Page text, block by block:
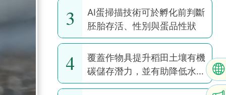
3
AI蛋掃描技術可於孵化前判斷
胚胎存活、性別與蛋品性狀
4
覆蓋作物具提升稻田土壤有機
碳儲存潛力，並有助降低水稻
耕作全球暖化潛勢